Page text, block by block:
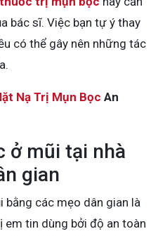
bác sĩ. Việc bạn tự ý thay
có thể gây nên những tác
Nạ Trị Mụn Bọc An
ở mũi tại nhà
gian
bằng các mẹo dân gian là
em tin dùng bởi độ an toàn